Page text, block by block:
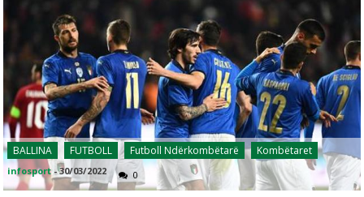
BALLINA FUTBOLL Futboll Ndërkombëtarë Kombëtaret
infosport -30/03/2022 0